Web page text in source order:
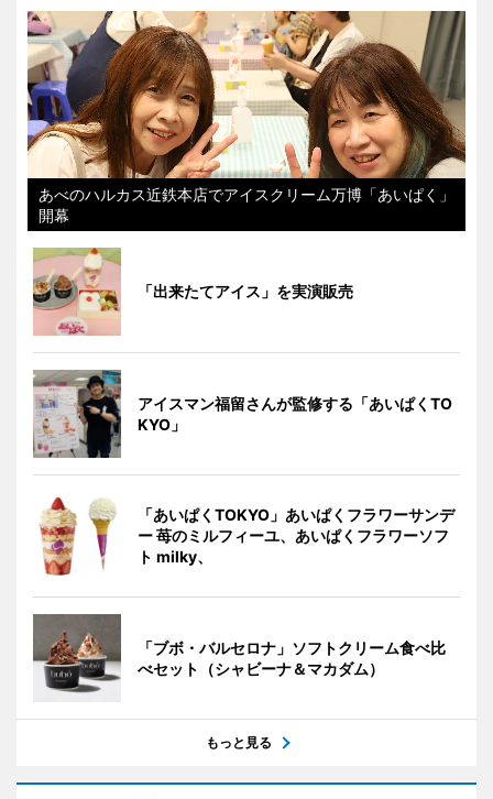
あべのハルカス近鉄本店でアイスクリーム万博「あいぱく」
開幕
「出来たてアイス」を実演販売
アイスマン福留さんが監修する「あいぱくTO
KYO」
「あいぱくTOKYO」あいぱくフラワーサンデ
ー 苺のミルフィーユ、あいぱくフラワーソフ
ト milky、
「ブボ・バルセロナ」ソフトクリーム食べ比
べセット（シャビーナ＆マカダム）
もっと見る